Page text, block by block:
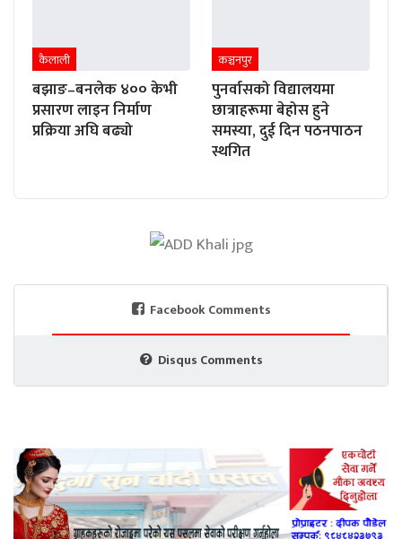
कैलाली
बझाङ–बनलेक ४०० केभी
प्रसारण लाइन निर्माण
प्रक्रिया अघि बढ्यो
कञ्चनपुर
पुनर्वासको विद्यालयमा
छात्राहरूमा बेहोस हुने
समस्या, दुई दिन पठनपाठन
स्थगित
Facebook Comments
Disqus Comments